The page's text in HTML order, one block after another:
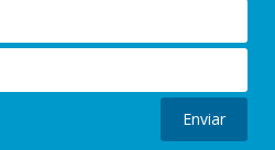
Enviar